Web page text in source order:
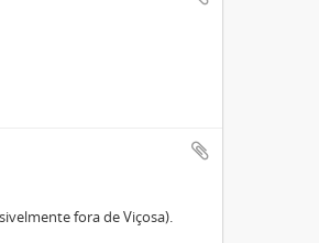
fora de Viçosa).